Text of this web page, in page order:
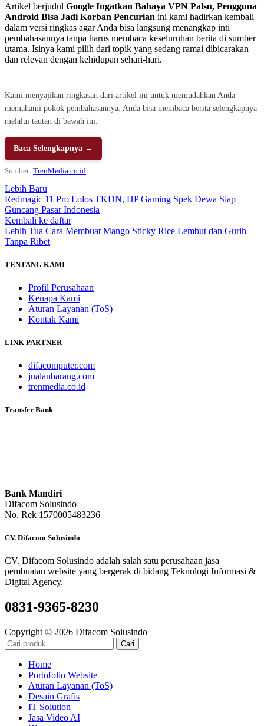
Artikel berjudul Google Ingatkan Bahaya VPN Palsu, Pengguna
Android Bisa Jadi Korban Pencurian ini kami hadirkan kembali
dalam versi ringkas agar Anda bisa langsung menangkap inti
pembahasannya tanpa harus membaca keseluruhan berita di sumber
utama. Isinya kami pilih dari topik yang sedang ramai dibicarakan
dan relevan dengan kehidupan sehari-hari.
Kami menyajikan ringkasan dari artikel ini untuk memudahkan Anda
memahami pokok pembahasannya. Anda bisa membaca berita selengkapnya
melalui tautan di bawah ini:
Baca Selengkapnya →
Sumber: TrenMedia.co.id
Lebih Baru
Redmagic 11 Pro Lolos TKDN, HP Gaming Spek Dewa Siap
Guncang Pasar Indonesia
Kembali ke daftar
Lebih Tua Cara Membuat Mango Sticky Rice Lembut dan Gurih
Tanpa Ribet
TENTANG KAMI
Profil Perusahaan
Kenapa Kami
Aturan Layanan (ToS)
Kontak Kami
LINK PARTNER
difacomputer.com
jualanbarang.com
trenmedia.co.id
Transfer Bank
Bank Mandiri
Difacom Solusindo
No. Rek 1570005483236
CV. Difacom Solusindo
CV. Difacom Solusindo adalah salah satu perusahaan jasa
pembuatan website yang bergerak di bidang Teknologi Informasi &
Digital Agency.
0831-9365-8230
Copyright © 2026 Difacom Solusindo
Cari
Home
Portofolio Website
Aturan Layanan (ToS)
Desain Grafis
IT Solution
Jasa Video AI